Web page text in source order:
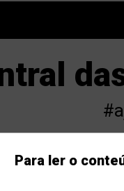
Para ler o
sobre a